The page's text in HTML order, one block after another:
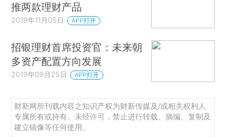
推两款理财产品
2019年11月05日 APP打开
招银理财首席投资官：未来朝
多资产配置方向发展
2019年09月25日 APP打开
财新网所刊载内容之知识产权为财新传媒及/或相关权利人
专属所有或持有。未经许可，禁止进行转载、摘编、复制及
建立镜像等任何使用。